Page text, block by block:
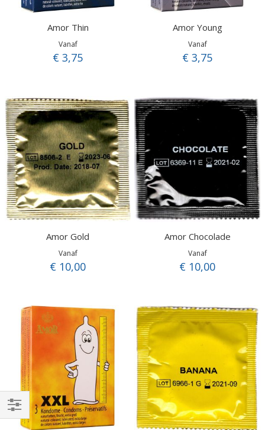
Amor Thin
Vanaf
€ 3,75
Amor Young
Vanaf
€ 3,75
Amor Gold
Vanaf
€ 10,00
Amor Chocolade
Vanaf
€ 10,00
Filteren